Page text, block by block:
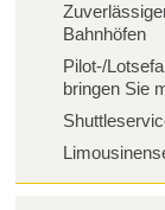
Bahnhöfen
Pilot-/
bringen Sie